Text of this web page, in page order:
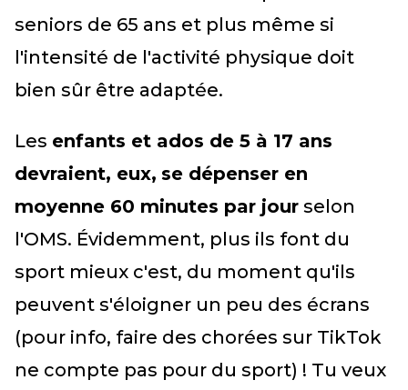
seniors de 65 ans et plus même si
l'intensité de l'activité physique doit
bien sûr être adaptée.
Les enfants et ados de 5 à 17 ans
devraient, eux, se dépenser en
moyenne 60 minutes par jour selon
l'OMS. Évidemment, plus ils font du
sport mieux c'est, du moment qu'ils
peuvent s'éloigner un peu des écrans
(pour info, faire des chorées sur TikTok
ne compte pas pour du sport) ! Tu veux